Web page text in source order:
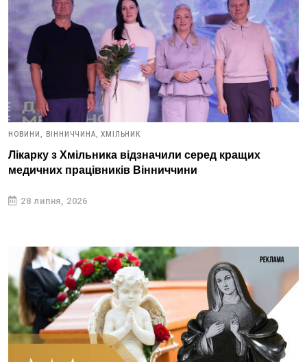
НОВИНИ, ВІННИЧЧИНА, ХМІЛЬНИК
Лікарку з Хмільника відзначили серед кращих
медичних працівників Вінниччини
28 липня, 2026